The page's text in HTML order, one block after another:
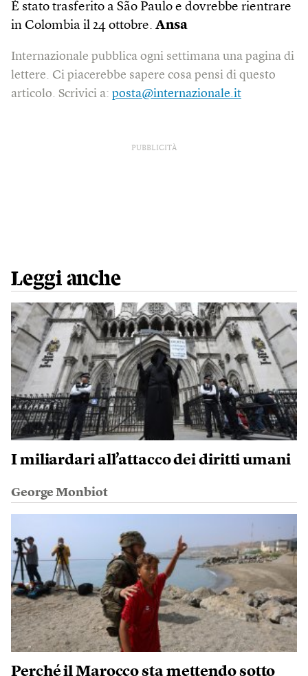
È stato trasferito a São Paulo e dovrebbe rientrare
in Colombia il 24 ottobre. Ansa
Internazionale pubblica ogni settimana una pagina di
lettere. Ci piacerebbe sapere cosa pensi di questo
articolo. Scrivici a: posta@internazionale.it
PUBBLICITÀ
Leggi anche
I miliardari all’attacco dei diritti umani
George Monbiot
Perché il Marocco sta mettendo sotto